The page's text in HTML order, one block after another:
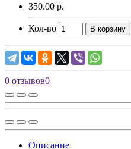
350.00 р.
Кол-во В корзину
0 отзывов0
Описание